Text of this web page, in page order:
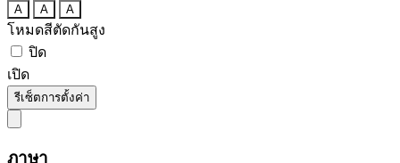
A A A
โหมดสีตัดกันสูง
ปิด
เปิด
รีเซ็ตการตั้งค่า
ภาษา